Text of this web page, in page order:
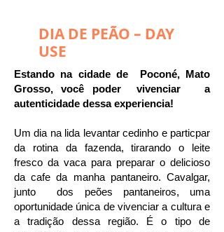
DIA DE PEÃO – DAY
USE
​Estando na cidade de Poconé, Mato
Grosso, você poder vivenciar a
autenticidade dessa experiencia!
Um dia na lida levantar cedinho e particpar
da rotina da fazenda, tirarando o leite
fresco da vaca para preparar o delicioso
da cafe da manha pantaneiro. Cavalgar,
junto dos peões pantaneiros, uma
oportunidade única de vivenciar a cultura e
a tradição dessa região. É o tipo de